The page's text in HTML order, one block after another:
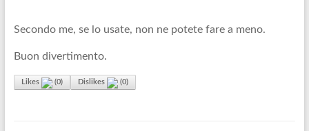
Secondo me, se lo usate, non ne potete fare a meno.
Buon divertimento.
Likes (0) Dislikes (0)